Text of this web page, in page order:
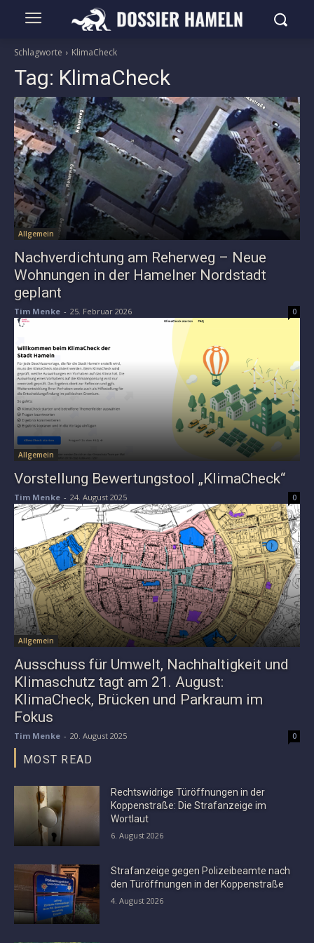
Schlagworte KlimaCheck
Tag: KlimaCheck
Allgemein
Nachverdichtung am Reherweg – Neue
Wohnungen in der Hamelner Nordstadt
geplant
Tim Menke - 25. Februar 2026 0
Allgemein
Vorstellung Bewertungstool „KlimaCheck“
Tim Menke - 24. August 2025 0
Allgemein
Ausschuss für Umwelt, Nachhaltigkeit und
Klimaschutz tagt am 21. August:
KlimaCheck, Brücken und Parkraum im
Fokus
Tim Menke - 20. August 2025 0
MOST READ
Rechtswidrige Türöffnungen in der
Koppenstraße: Die Strafanzeige im
Wortlaut
6. August 2026
Strafanzeige gegen Polizeibeamte nach
den Türöffnungen in der Koppenstraße
4. August 2026